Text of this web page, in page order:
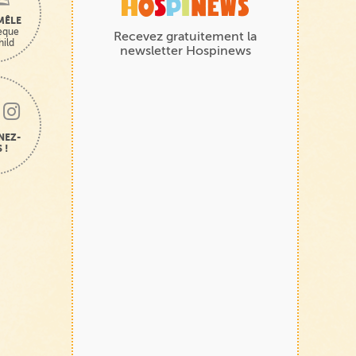
!
Recevez gratuitement la
newsletter Hospinews